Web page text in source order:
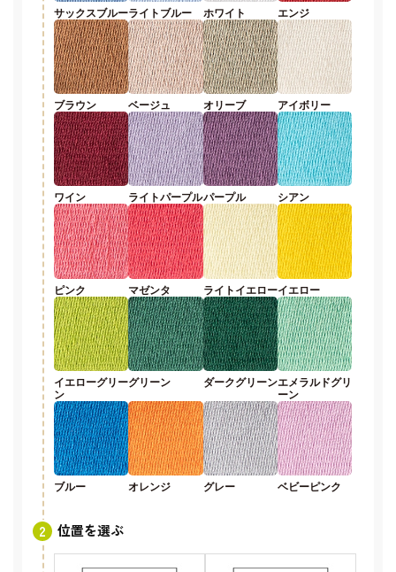
サックスブルーライトブルー ホワイト エンジ
ブラウン ベージュ オリーブ アイボリー
ワイン ライトパープルパープル シアン
ピンク マゼンタ ライトイエローイエロー
イエローグリー
ン
グリーン ダークグリーンエメラルドグリ
ーン
ブルー オレンジ グレー ベビーピンク
位置を選ぶ